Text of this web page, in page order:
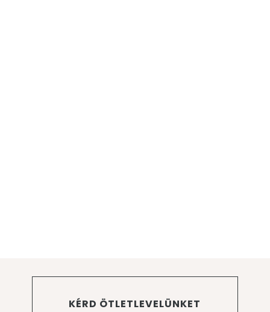
KÉRD ÖTLETLEVELÜNKET